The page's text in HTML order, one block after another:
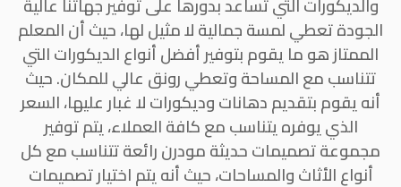
الجودة تعطي لمسة جمالية لا مثيل لها، حيث أن المعلم
الممتاز هو ما يقوم بتوفير أفضل أنواع الديكورات التي
تتناسب مع المساحة وتعطي رونق عالي للمكان. حيث
أنه يقوم بتقديم دهانات وديكورات لا غبار عليها، السعر
الذي يوفره يتناسب مع كافة العملاء، يتم توفير
مجموعة تصميمات حديثة مودرن رائعة تتناسب مع كل
أنواع الأثاث والمساحات، حيث أنه يتم اختيار تصميمات